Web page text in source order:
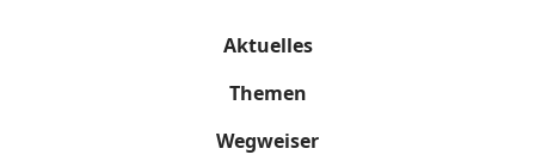
Aktuelles
Themen
Wegweiser